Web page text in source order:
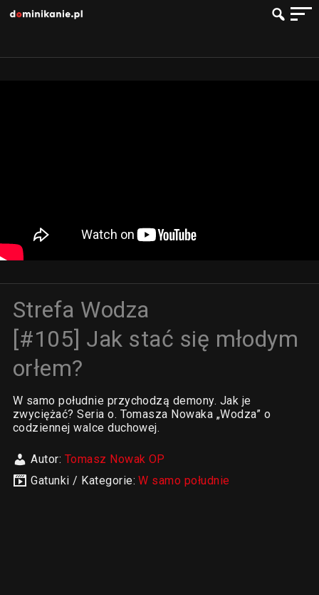
Strefa Wodza
[#105] Jak stać się młodym
orłem?
W samo południe przychodzą demony. Jak je
zwyciężać? Seria o. Tomasza Nowaka „Wodza” o
codziennej walce duchowej.
Autor: Tomasz Nowak OP
Gatunki / Kategorie:W samo południe